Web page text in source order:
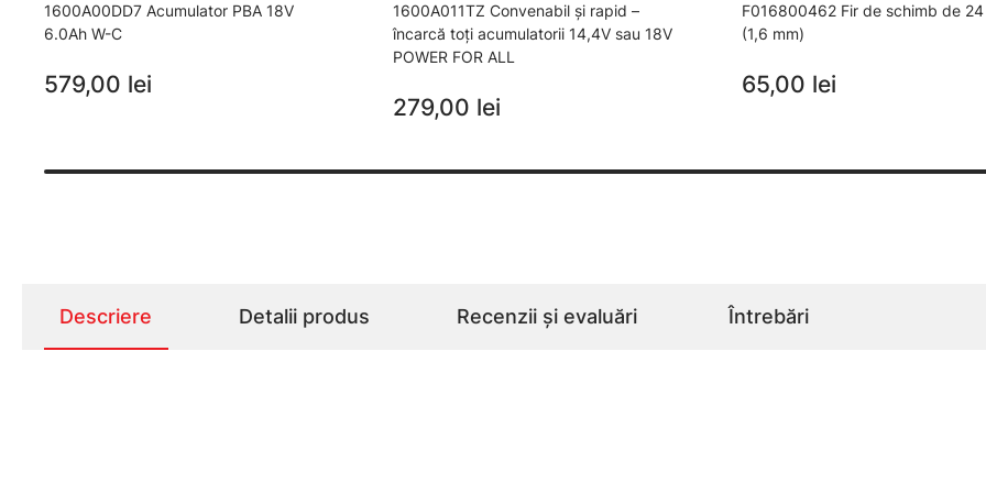
1600A00DD7 Acumulator PBA 18V
6.0Ah W-C
579,00 lei
1600A011TZ Convenabil şi rapid –
încarcă toţi acumulatorii 14,4V sau 18V
POWER FOR ALL
279,00 lei
F016800462 Fir de schimb de
(1,6 mm)
65,00 lei
Descriere Detalii produs Recenzii și evaluări Întrebări